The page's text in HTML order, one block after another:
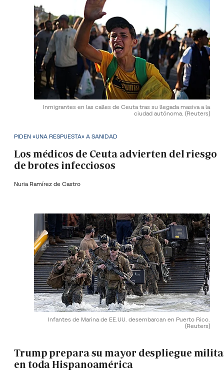
Inmigrantes en las calles de Ceuta tras su llegada masiva a la
ciudad autónoma. (Reuters)
PIDEN «UNA RESPUESTA» A SANIDAD
Los médicos de Ceuta advierten del riesgo
de brotes infecciosos
Nuria Ramírez de Castro
Infantes de Marina de EE.UU. desembarcan en Puerto Rico.
(Reuters)
Trump prepara su mayor despliegue
en toda Hispanoamérica